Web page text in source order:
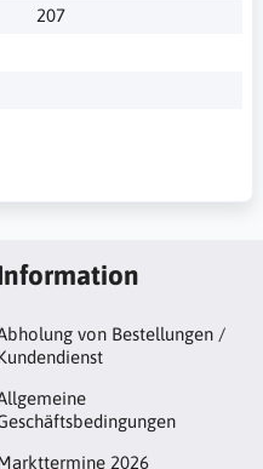
207
von Bestellungen /
2026